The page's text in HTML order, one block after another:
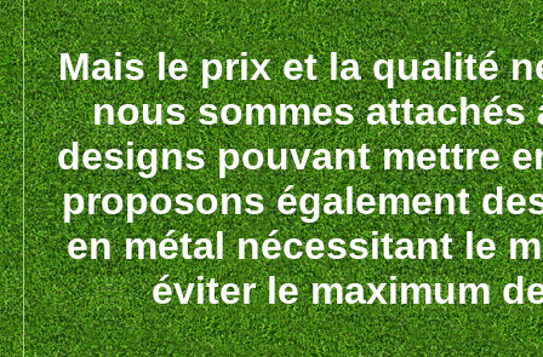
Mais le prix et la qualité
nous sommes
designs pouvant mettre
proposons également
en métal nécessitant le
éviter le maximum